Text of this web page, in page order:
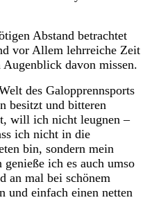
Abstand betrachtet
vor Allem lehrreiche Zeit
davon missen.
des Galopprennsports
besitzt und bitteren
will ich nicht leugnen –
ich nicht in die
bin, sondern mein
genieße ich es auch umso
an mal bei schönem
und einfach einen netten